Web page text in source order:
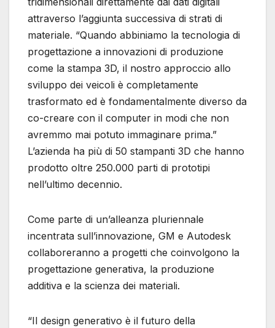
attraverso l’aggiunta successiva di strati di
materiale. “Quando abbiniamo la tecnologia di
progettazione a innovazioni di produzione
come la stampa 3D, il nostro approccio allo
sviluppo dei veicoli è completamente
trasformato ed è fondamentalmente diverso da
co-creare con il computer in modi che non
avremmo mai potuto immaginare prima.”
L’azienda ha più di 50 stampanti 3D che hanno
prodotto oltre 250.000 parti di prototipi
nell’ultimo decennio.
Come parte di un’alleanza pluriennale
incentrata sull’innovazione, GM e Autodesk
collaboreranno a progetti che coinvolgono la
progettazione generativa, la produzione
additiva e la scienza dei materiali.
“Il design generativo è il futuro della